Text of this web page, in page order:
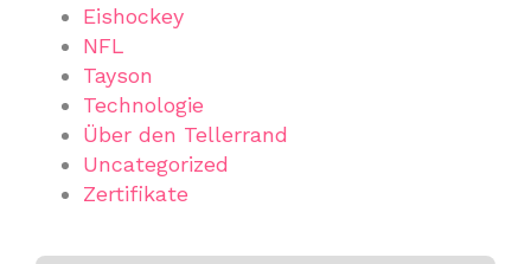
Eishockey
NFL
Tayson
Technologie
Über den Tellerrand
Uncategorized
Zertifikate